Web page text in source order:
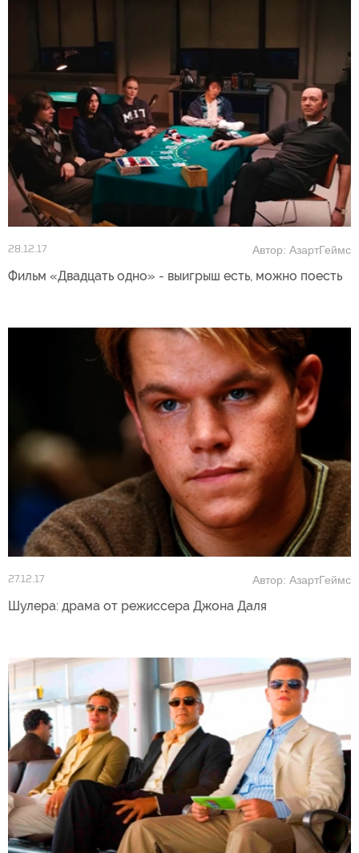
28.12.17 Автор: АзартГеймс
Фильм «Двадцать одно» - выигрыш есть, можно поесть
27.12.17 Автор: АзартГеймс
Шулера: драма от режиссера Джона Даля